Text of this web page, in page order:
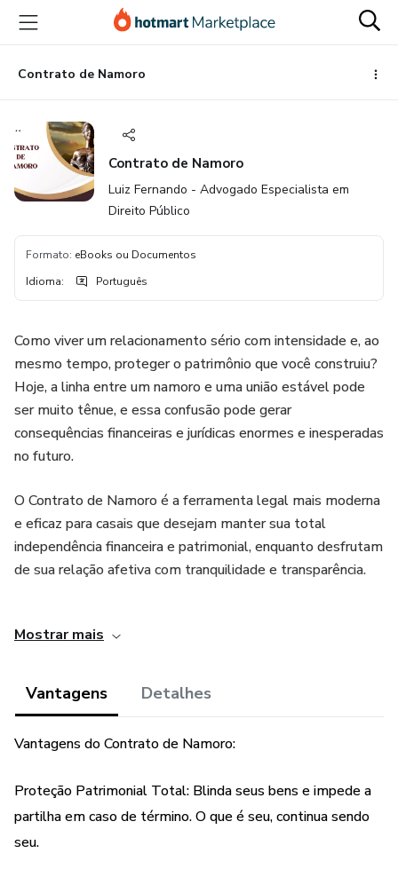
para
conteúdo
principal
para
pagamento
para
rodapéContrato de Namoro
Contrato de Namoro
Luiz Fernando - Advogado Especialista em
Direito Público
Formato: eBooks ou Documentos
Idioma: Português
Como viver um relacionamento sério com intensidade e, ao
mesmo tempo, proteger o patrimônio que você construiu?
Hoje, a linha entre um namoro e uma união estável pode
ser muito tênue, e essa confusão pode gerar
consequências financeiras e jurídicas enormes e inesperadas
no futuro.
O Contrato de Namoro é a ferramenta legal mais moderna
e eficaz para casais que desejam manter sua total
independência financeira e patrimonial, enquanto desfrutam
de sua relação afetiva com tranquilidade e transparência.
declaração clara de que a relação é um namoro, afastando
consequentemente, a partilha de bens em caso de
Mostrar mais
Vantagens Detalhes
Vantagens do Contrato de Namoro:
Proteção Patrimonial Total: Blinda seus bens e impede a
partilha em caso de término. O que é seu, continua sendo
seu.